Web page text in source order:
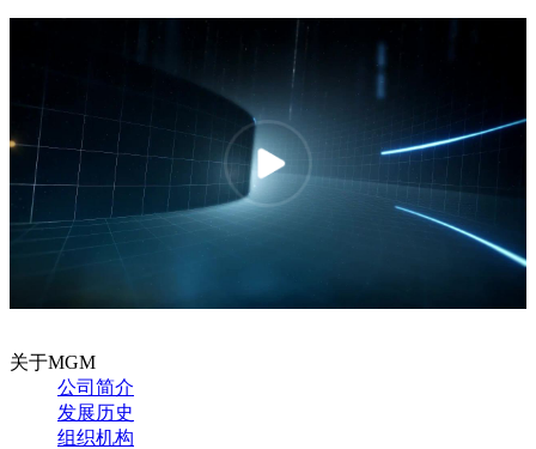
关于MGM
公司简介
发展历史
组织机构